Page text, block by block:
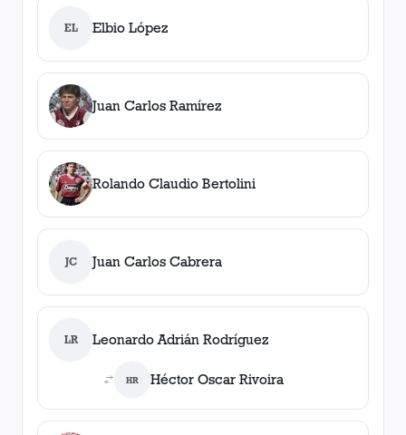
EL Elbio López
Juan Carlos Ramírez
Rolando Claudio Bertolini
JC Juan Carlos Cabrera
LR Leonardo Adrián Rodríguez
HR Héctor Oscar Rivoira